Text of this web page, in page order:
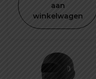
aan
winkelwagen